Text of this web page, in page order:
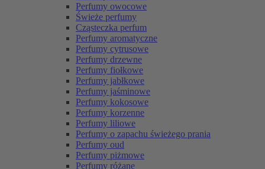
Perfumy owocowe
Świeże perfumy
Cząsteczka perfum
Perfumy aromatyczne
Perfumy cytrusowe
Perfumy drzewne
Perfumy fiołkowe
Perfumy jabłkowe
Perfumy jaśminowe
Perfumy kokosowe
Perfumy korzenne
Perfumy liliowe
Perfumy o zapachu świeżego prania
Perfumy oud
Perfumy piżmowe
Perfumy różane